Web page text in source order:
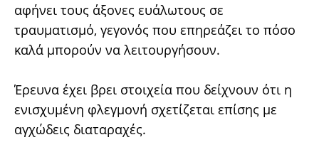
αφήνει τους άξονες ευάλωτους σε
τραυματισμό, γεγονός που επηρεάζει το πόσο
καλά μπορούν να λειτουργήσουν.
Έρευνα έχει βρει στοιχεία που δείχνουν ότι η
ενισχυμένη φλεγμονή σχετίζεται επίσης με
αγχώδεις διαταραχές.